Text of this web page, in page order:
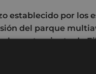
establecido por los
del parque
ayuntamiento de